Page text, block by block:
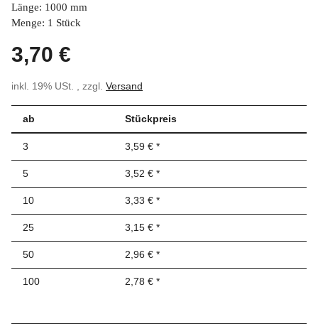
Länge: 1000 mm
Menge: 1 Stück
3,70 €
inkl. 19% USt. , zzgl. Versand
ab Stückpreis
3 3,59 € *
5 3,52 € *
10 3,33 € *
25 3,15 € *
50 2,96 € *
100 2,78 € *